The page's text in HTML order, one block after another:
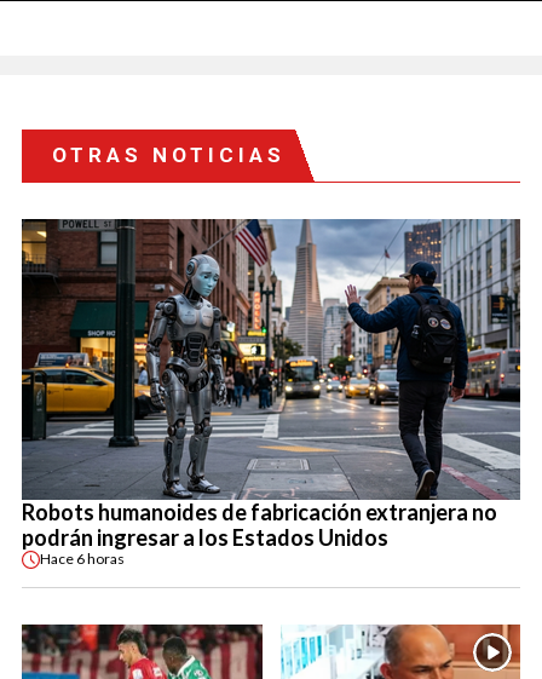
OTRAS NOTICIAS
Robots humanoides de fabricación extranjera no
podrán ingresar a los Estados Unidos
Hace 6 horas